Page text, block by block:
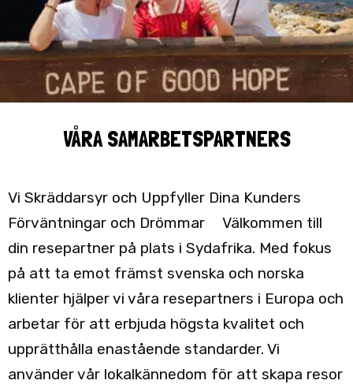
VÅRA SAMARBETSPARTNERS
Vi Skräddarsyr och Uppfyller Dina Kunders
Förväntningar och Drömmar Välkommen till
din resepartner på plats i Sydafrika. Med fokus
på att ta emot främst svenska och norska
klienter hjälper vi våra resepartners i Europa och
arbetar för att erbjuda högsta kvalitet och
upprätthålla enastående standarder. Vi
använder vår lokalkännedom för att skapa resor